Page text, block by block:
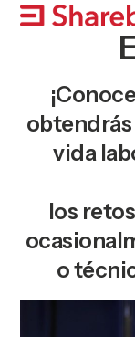
Skip
obtendrás
vida
los
o